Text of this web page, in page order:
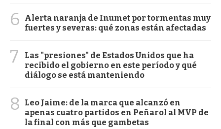
6
Alerta naranja de Inumet por tormentas muy
fuertes y severas: qué zonas están afectadas
7
Las "presiones" de Estados Unidos que ha
recibido el gobierno en este período y qué
diálogo se está manteniendo
8
Leo Jaime: de la marca que alcanzó en
apenas cuatro partidos en Peñarol al MVP de
la final con más que gambetas